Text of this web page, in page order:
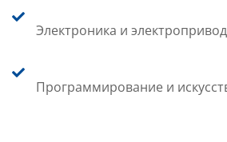
Электроника и электропривод
Программирование и